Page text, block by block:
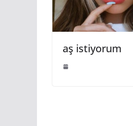
aş istiyorum